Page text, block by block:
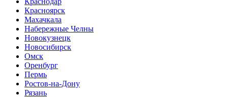
Красноярск
Махачкала
Набережные Челны
Новокузнецк
Новосибирск
Омск
Оренбург
Пермь
Ростов-на-Дону
Рязань